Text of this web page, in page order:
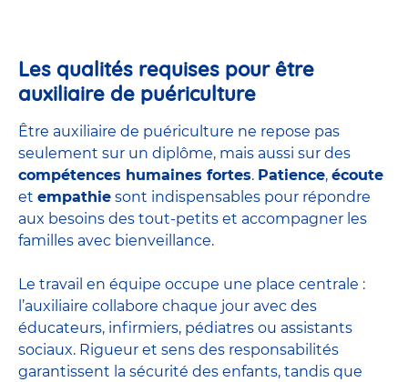
Les qualités requises pour être
auxiliaire de puériculture
Être auxiliaire de puériculture ne repose pas
seulement sur un diplôme, mais aussi sur des
compétences humaines fortes. Patience, écoute
et empathie sont indispensables pour répondre
aux besoins des tout-petits et accompagner les
familles avec bienveillance.
Le travail en équipe occupe une place centrale :
l’auxiliaire collabore chaque jour avec des
éducateurs, infirmiers, pédiatres ou assistants
sociaux. Rigueur et sens des responsabilités
garantissent la sécurité des enfants, tandis que